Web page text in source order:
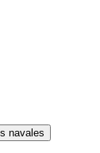
hidráulicos navales